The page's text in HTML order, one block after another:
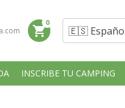
shopping_cart
0
INSCRIBE TU CAMPING